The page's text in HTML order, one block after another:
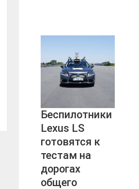
Беспилотники
Lexus LS
готовятся к
тестам на
дорогах
общего